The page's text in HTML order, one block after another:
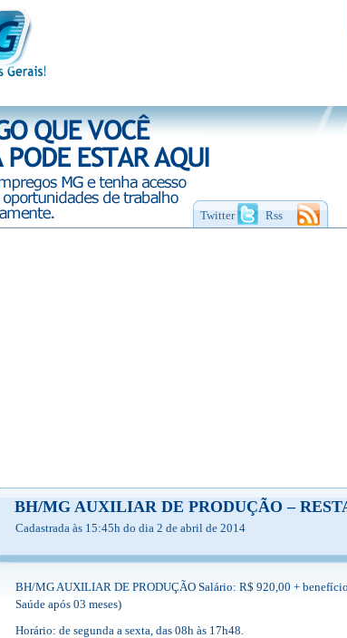
Twitter Rss
BH/MG AUXILIAR DE PRODUÇÃO –
Cadastrada às 15:45h do dia 2 de abril de 2014
BH/MG AUXILIAR DE PRODUÇÃO Salário: R$ 920,00 +
Saúde após 03 meses)
Horário: de segunda a sexta, das 08h às 17h48.